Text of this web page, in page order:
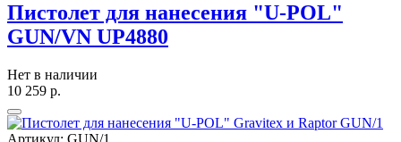
Пистолет для нанесения "U-POL"
GUN/VN UP4880
Нет в наличии
10 259 р.
Артикул: GUN/1